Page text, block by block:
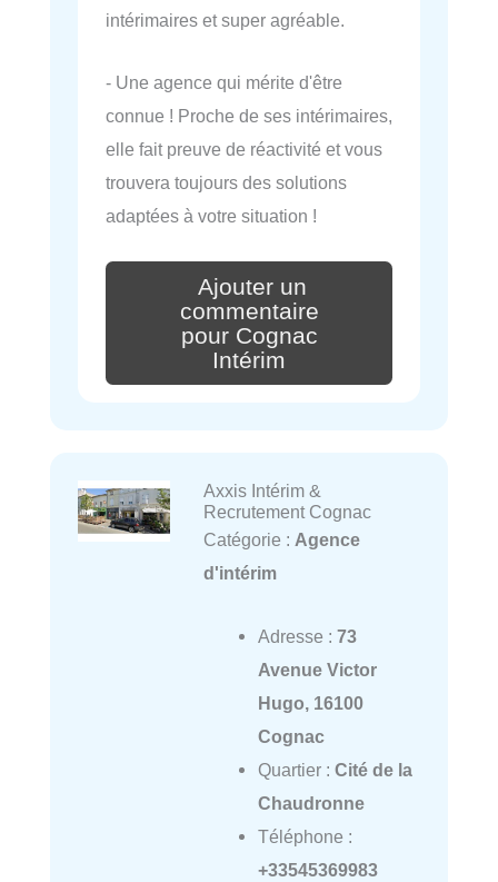
intérimaires et super agréable.
- Une agence qui mérite d'être
connue ! Proche de ses intérimaires,
elle fait preuve de réactivité et vous
trouvera toujours des solutions
adaptées à votre situation !
Ajouter un
commentaire
pour Cognac
Intérim
Axxis Intérim &
Recrutement Cognac
Catégorie : Agence
d'intérim
Adresse : 73
Avenue Victor
Hugo, 16100
Cognac
Quartier : Cité de la
Chaudronne
Téléphone :
+33545369983